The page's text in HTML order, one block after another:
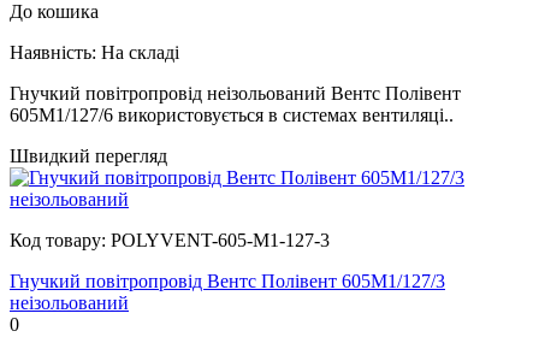
До кошика
Наявність: На складі
Гнучкий повітропровід неізольований Вентс Полівент
605М1/127/6 використовується в системах вентиляці..
Швидкий перегляд
Код товару: POLYVENT-605-M1-127-3
Гнучкий повітропровід Вентс Полівент 605М1/127/3
неізольований
0